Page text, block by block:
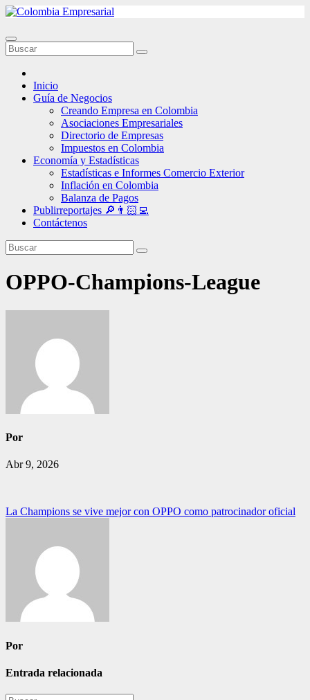
Ir
contenido
Inicio
Guía de Negocios
Creando Empresa en Colombia
Asociaciones Empresariales
Directorio de Empresas
Impuestos en Colombia
Economía y Estadísticas
Estadísticas e Informes Comercio Exterior
Inflación en Colombia
Balanza de Pagos
Publirreportajes 🔎👨🏻‍💻
Contáctenos
OPPO-Champions-League
Por
Abr 9, 2026
Navegación
entradas
La Champions se vive mejor con OPPO como patrocinador oficial
Por
Entrada relacionada